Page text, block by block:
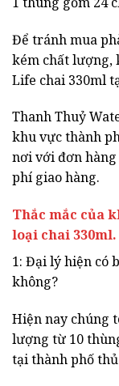
Để tránh mua
kém chất lượng,
Life chai 330ml
Thanh Thuỷ
khu vực thành
nơi với đơn
phí giao hàng.
Thắc mắc của
loại chai 330ml.
1: Đại lý hiện có
không?
Hiện nay chúng
lượng từ 10
tại thành phố